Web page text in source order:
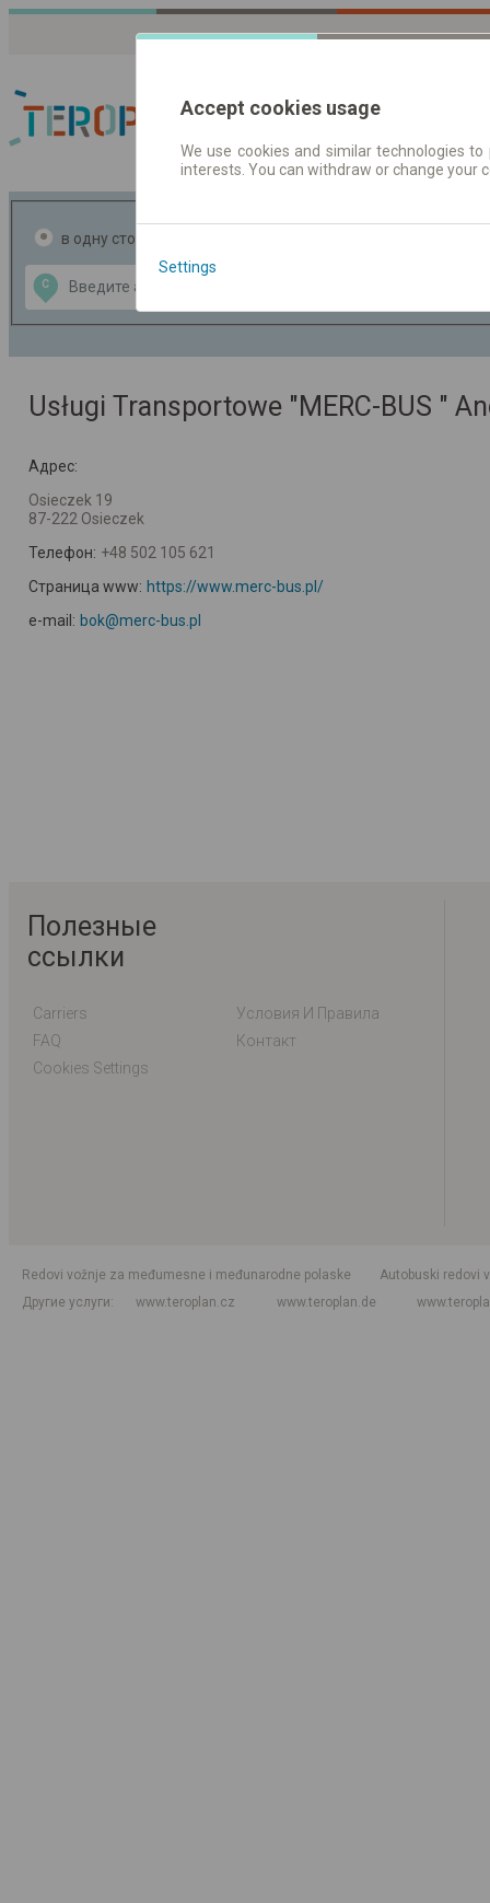
Расписания
в одну сторону
С
Data CC-BY-SA
OpenStreetMap
GeoLite data by
Usługi Transportowe "MERC-BUS "
Адрес:
Osieczek 19
87-222 Osieczek
Телефон: +48 502 105 621
Страница www: https://www.merc-bus.pl/
e-mail: bok@merc-bus.pl
Полезные
ссылки
Carriers
Условия И Правила
FAQ
Контакт
Cookies Settings
Redovi vožnje za međumesne i međunarodne polaske
Autobuski redovi
Другие услуги
www.teroplan.cz www.teroplan.de
Accept cookies usage
We use cookies and similar technologies
interests. You can withdraw or change
Settings